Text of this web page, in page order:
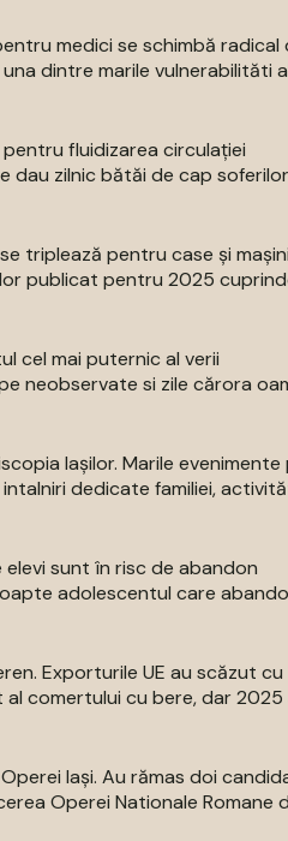
medici se schimbă radical
dintre marile vulnerabilităti
fluidizarea circulației
dau zilnic bătăi de cap soferilor
triplează pentru case și mașini
publicat pentru 2025
cel mai puternic al verii
neobservate si zile cărora
Iașilor. Marile evenimente
dedicate familiei,
sunt în risc de abandon
adolescentul care
Exporturile UE au scăzut cu
comertului cu bere, dar 2025
Iași. Au rămas doi
Operei Nationale Romane